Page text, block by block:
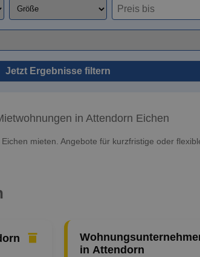
Jetzt Ergebnisse filtern
in Attendorn Eichen
mieten. Angebote für kurzfristige oder
in Attendorn